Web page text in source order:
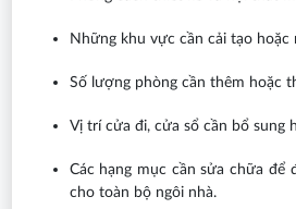
Những khu vực cần cải tạo hoặc
Số lượng phòng cần thêm hoặc
Vị trí cửa đi, cửa sổ cần bổ sung
Các hạng mục cần sửa chữa để
cho toàn bộ ngôi nhà.